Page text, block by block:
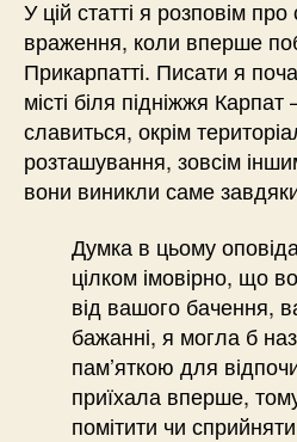
У цій статті я розповім про
враження, коли вперше
Прикарпатті. Писати я
місті біля підніжжя
славиться, окрім
розташування, зовсім
вони виникли саме
Думка в цьому
цілком імовірно, що
від вашого бачення,
бажанні, я могла б
пам’яткою для
приїхала вперше,
помітити чи